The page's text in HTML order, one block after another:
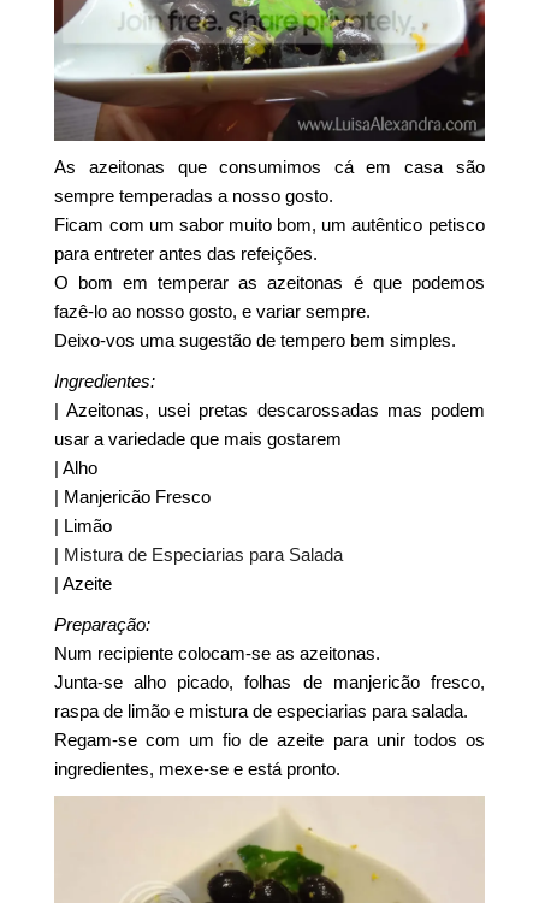
As azeitonas que consumimos cá em casa são
sempre temperadas a nosso gosto.
Ficam com um sabor muito bom, um autêntico petisco
para entreter antes das refeições.
O bom em temperar as azeitonas é que podemos
fazê-lo ao nosso gosto, e variar sempre.
Deixo-vos uma sugestão de tempero bem simples.
Ingredientes:
| Azeitonas, usei pretas descarossadas mas podem
usar a variedade que mais gostarem
| Alho
| Manjericão Fresco
| Limão
| Mistura de Especiarias para Salada
| Azeite
Preparação:
Num recipiente colocam-se as azeitonas.
Junta-se alho picado, folhas de manjericão fresco,
raspa de limão e mistura de especiarias para salada.
Regam-se com um fio de azeite para unir todos os
ingredientes, mexe-se e está pronto.